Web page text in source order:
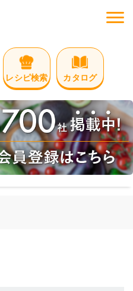
レシピ検索 カタログ